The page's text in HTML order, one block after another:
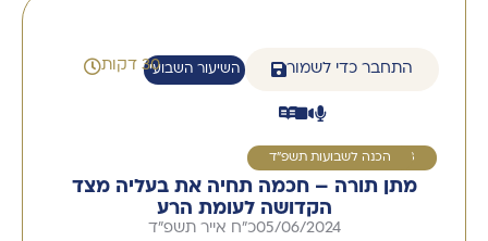
התחבר כדי לשמור השיעור השבועי30 דקות
3 הכנה לשבועות תשפ"ד
מתן תורה – חכמה תחיה את בעליה מצד
הקדושה לעומת הרע
05/06/2024כ"ח אייר תשפ"ד